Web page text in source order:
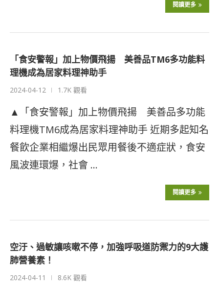
閱讀更多
「食安警報」加上物價飛揚 美善品TM6多功能料
理機成為居家料理神助手
2024-04-12 1.7K 觀看
▲「食安警報」加上物價飛揚 美善品多功能
料理機TM6成為居家料理神助手 近期多起知名
餐飲企業相繼爆出民眾用餐後不適症狀，食安
風波連環爆，社會 …
閱讀更多
空汙、過敏讓咳嗽不停，加強呼吸道防禦力的9大護
肺營養素！
2024-04-11 8.6K 觀看